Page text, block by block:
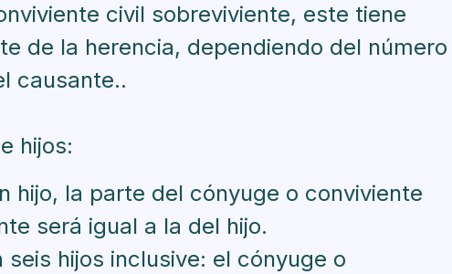
civil sobreviviente, este tiene
de la herencia, dependiendo del número
causante..
hijos:
hijo, la parte del cónyuge o conviviente
será igual a la del hijo.
seis hijos inclusive: el cónyuge o